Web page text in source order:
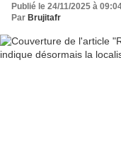
Publié le 24/11/2025 à
Par Brujitafr